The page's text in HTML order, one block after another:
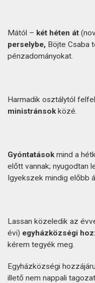
Mától – két héten át
perselybe, Böjte Csaba
pénzadományokat.
Harmadik osztálytól
ministránsokközé.
Gyóntatásokmind a
előtt vannak; nyugodtan
Igyekszek mindig előbb
Lassan közeledik az
évi) egyházközségi
kérem tegyék meg.
Egyházközségi
illető nem nappali